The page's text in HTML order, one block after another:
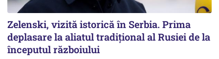
Zelenski, vizită istorică în Serbia. Prima
deplasare la aliatul tradițional al Rusiei de la
începutul războiului